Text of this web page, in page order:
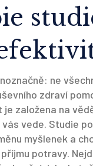
ne
zdraví
je založena na
vás vede. Studie
myšlenek a
potravy.